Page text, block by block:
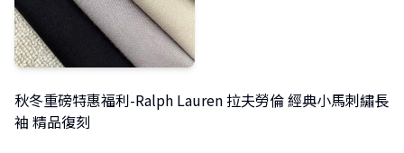
秋冬重磅特惠福利-Ralph Lauren 拉夫勞倫 經典小馬刺繡長
袖 精品復刻